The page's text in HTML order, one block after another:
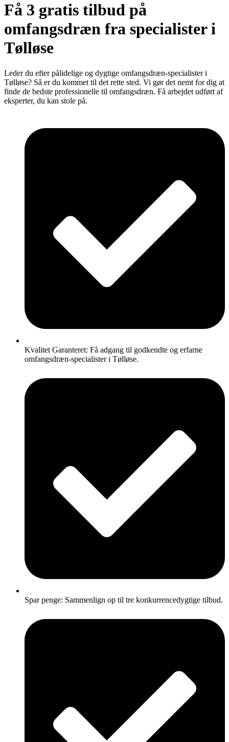
Få 3 gratis tilbud på
omfangsdræn fra specialister i
Tølløse
Leder du efter pålidelige og dygtige omfangsdræn-specialister i
Tølløse? Så er du kommet til det rette sted. Vi gør det nemt for dig at
finde de bedste professionelle til omfangsdræn. Få arbejdet udført af
eksperter, du kan stole på.
Kvalitet Garanteret: Få adgang til godkendte og erfarne
omfangsdræn-specialister i Tølløse.
Spar penge: Sammenlign op til tre konkurrencedygtige tilbud.